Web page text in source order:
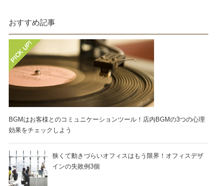
おすすめ記事
BGMはお客様とのコミュニケーションツール！店内BGMの3つの心理
効果をチェックしよう
狭くて動きづらいオフィスはもう限界！オフィスデザ
インの失敗例3個